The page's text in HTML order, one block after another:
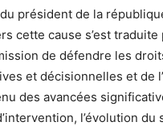
président de la
cette cause s’est
de défendre les
et décisionnelles et de
des avancées
l’évolution